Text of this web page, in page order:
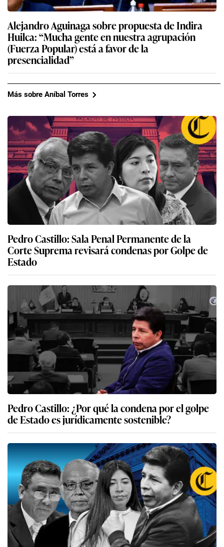
Alejandro Aguinaga sobre propuesta de Indira
Huilca: “Mucha gente en nuestra agrupación
(Fuerza Popular) está a favor de la
presencialidad”
Más sobre Aníbal Torres
Pedro Castillo: Sala Penal Permanente de la
Corte Suprema revisará condenas por Golpe de
Estado
Pedro Castillo: ¿Por qué la condena por el golpe
de Estado es jurídicamente sostenible?